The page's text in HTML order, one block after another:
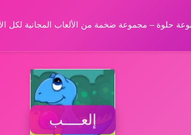
حلوة – مجموعة ضخمة من الألعاب المجانية لكل
إلعــــب